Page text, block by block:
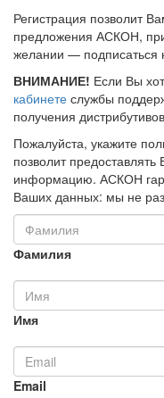
Регистрация позволит
предложения АСКОН,
желании —
ВНИМАНИЕ! Если Вы
кабинете службы
получения
Пожалуйста, укажите
позволит
информацию. АСКОН
Ваших данных: мы не
Фамилия
Имя
Email